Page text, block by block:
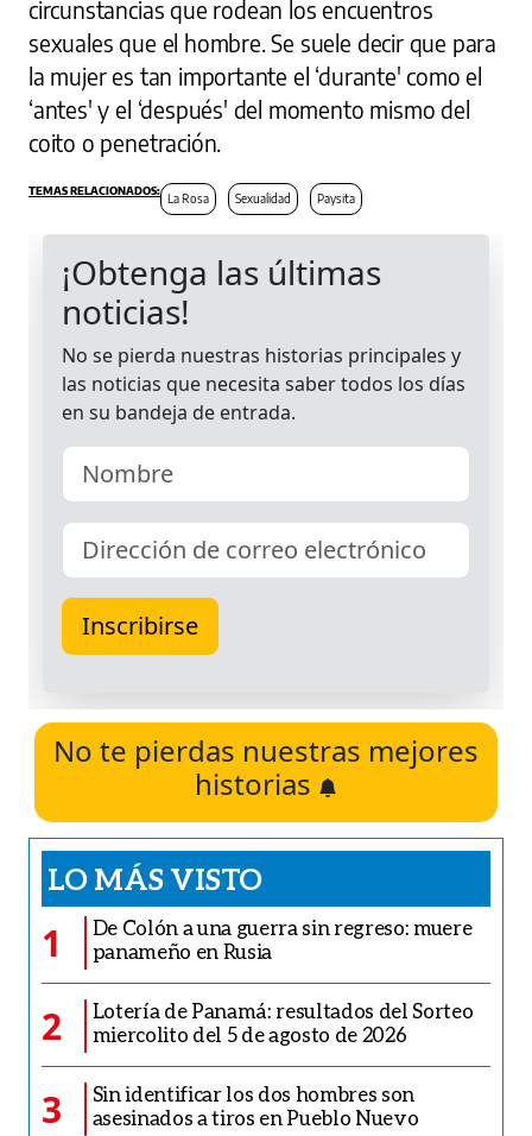
circunstancias que rodean los encuentros
sexuales que el hombre. Se suele decir que para
la mujer es tan importante el ‘durante' como el
‘antes' y el ‘después' del momento mismo del
coito o penetración.
La Rosa Sexualidad Paysita
No te pierdas nuestras mejores
historias
LO MÁS VISTO
1
De Colón a una guerra sin regreso: muere
panameño en Rusia
2
Lotería de Panamá: resultados del Sorteo
miercolito del 5 de agosto de 2026
3
Sin identificar los dos hombres son
asesinados a tiros en Pueblo Nuevo